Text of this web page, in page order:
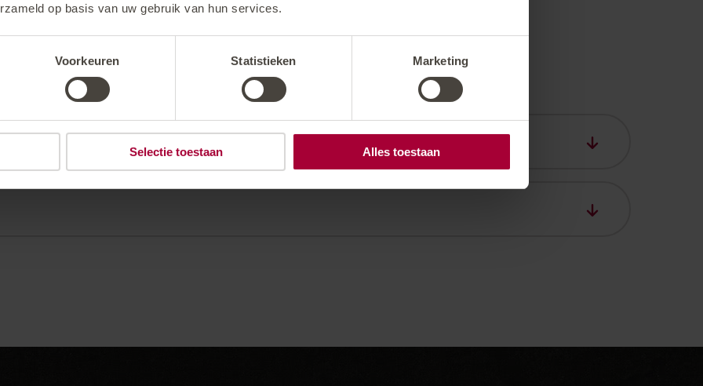
op basis van uw gebruik van hun services.
Voorkeuren Statistieken Marketing
Selectie toestaan Alles toestaan
vanaf 14.00 uur, op de dag van vertrek tot 11.00 uur. Afhankelijk van beschikbaarheid